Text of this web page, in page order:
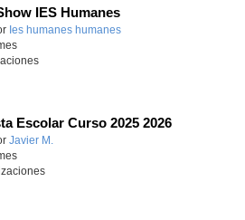
IES Humanes
Ies humanes humanes-
Escolar Curso 2025 2026
Javier M.